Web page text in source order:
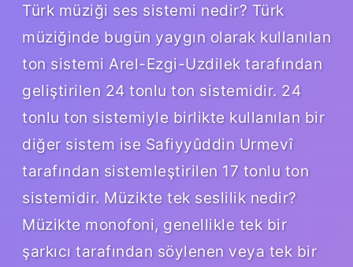
Türk müziği ses sistemi nedir? Türk
müziğinde bugün yaygın olarak kullanılan
ton sistemi Arel-Ezgi-Uzdilek tarafından
geliştirilen 24 tonlu ton sistemidir. 24
tonlu ton sistemiyle birlikte kullanılan bir
diğer sistem ise Safiyyûddin Urmevî
tarafından sistemleştirilen 17 tonlu ton
sistemidir. Müzikte tek seslilik nedir?
Müzikte monofoni, genellikle tek bir
şarkıcı tarafından söylenen veya tek bir